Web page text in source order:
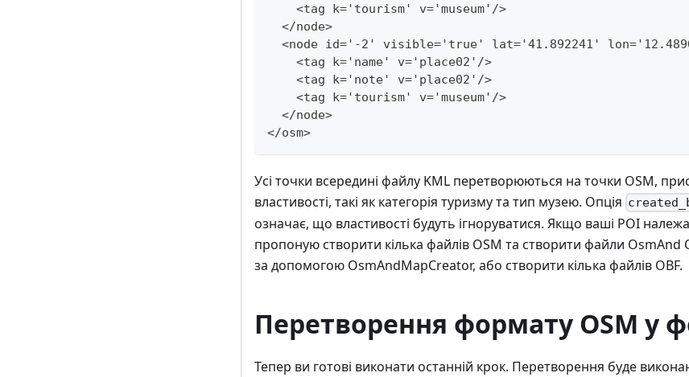
    <tag k='tourism' v='museum'/>
  </node>
<node id='-2' visible='true' lat='41.892241'
    <tag k='name' v='place02'/>
    <tag k='note' v='place02'/>
    <tag k='tourism' v='museum'/>
  </node>
</osm>
Усі точки всередині файлу KML перетворюються на точки OSM,
властивості, такі як категорія туризму та тип музею. Опція
означає, що властивості будуть ігноруватися. Якщо ваші POI
пропоную створити кілька файлів OSM та створити файли OsmAnd
за допомогою OsmAndMapCreator, або створити кілька файлів OBF.
Перетворення формату OSM у
Тепер ви готові виконати останній крок. Перетворення буде